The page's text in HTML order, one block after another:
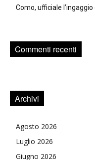
Como, ufficiale
Commenti recenti
Archivi
Agosto 2026
Luglio 2026
Giugno 2026